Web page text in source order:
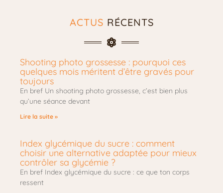
ACTUS RÉCENTS
Shooting photo grossesse : pourquoi ces
quelques mois méritent d’être gravés pour
toujours
En bref Un shooting photo grossesse, c’est bien plus
qu’une séance devant
Lire la suite »
Index glycémique du sucre : comment
choisir une alternative adaptée pour mieux
contrôler sa glycémie ?
En bref Index glycémique du sucre : ce que ton corps
ressent